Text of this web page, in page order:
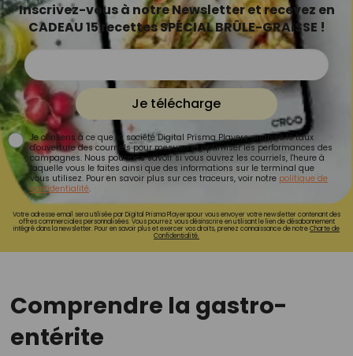
Inscrivez-vous à notre Newsletter et recevez en
CADEAU 15 recettes SPÉCIAL BRÛLE-GRAISSE !
Je télécharge
Je consens à ce que la société Digital Prisma Players analyse le taux
d'ouverture des courriels pour mesurer et optimiser les performances des
campagnes. Nous pourrons savoir si vous ouvrez les courriels, l'heure à
laquelle vous le faites ainsi que des informations sur le terminal que
vous utilisez. Pour en savoir plus sur ces traceurs, voir notre politique de
confidentialité.
Votre adresse email sera utilisée par Digital Prisma Playerspour vous envoyer votre newsletter contenant des
offres commerciales personnalisées. Vous pourrez vous désinscrire en utilisant le lien de désabonnement
intégré dans la newsletter. Pour en savoir plus et exercer vos droits, prenez connaissance de notreCharte de
Confidentialité.
Comprendre la gastro-
entérite